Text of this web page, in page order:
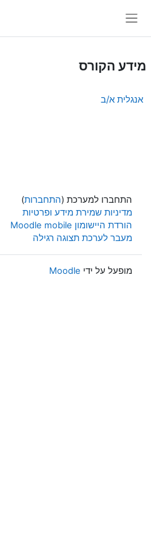
מידע הקורס
אנגלית א/ב
התחברו למערכת (התחברות)
מדיניות שמירת מידע ופרטיות
הורדת היישומון Moodle mobile
מעבר לערכת תצוגה רגילה
מופעל על ידי Moodle